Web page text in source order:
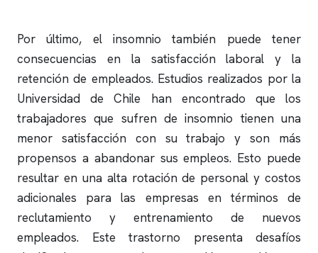
Por último, el insomnio también puede tener
consecuencias en la satisfacción laboral y la
retención de empleados. Estudios realizados por la
Universidad de Chile han encontrado que los
trabajadores que sufren deinsomnio tienen una
menor satisfacción con su trabajo y son más
propensos a abandonar sus empleos. Esto puede
resultar en una alta rotación de personal y costos
adicionales para las empresas en términos de
reclutamiento y entrenamiento de nuevos
empleados. Este trastorno presenta desafíos